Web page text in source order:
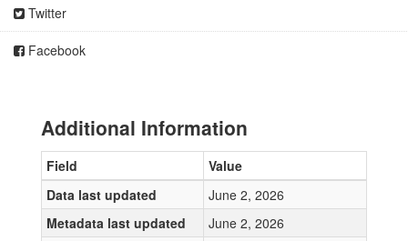
Twitter
Facebook
Additional Information
Field
Value
Data last updated
June 2, 2026
Metadata last updated
June 2, 2026